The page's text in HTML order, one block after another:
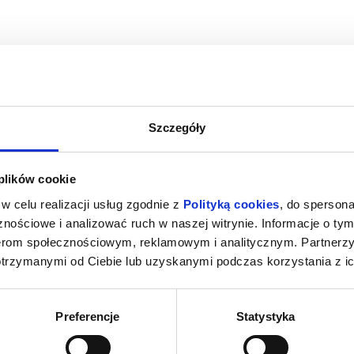
Szczegóły
cookie
celu realizacji usług zgodnie z Polityką cookies, do
i analizować ruch w naszej witrynie. Informacje o
społecznościowym, reklamowym i analitycznym.
od Ciebie lub uzyskanymi podczas korzystania z
Preferencje Statystyka
SALA)
kup bilet
09.08.2026, Warszawa
kup bilet